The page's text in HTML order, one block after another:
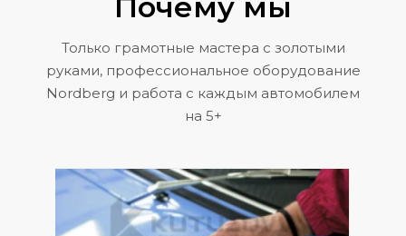
Только грамотные мастера с золотыми
руками, профессиональное оборудование
Nordberg и работа с каждым автомобилем
на 5+